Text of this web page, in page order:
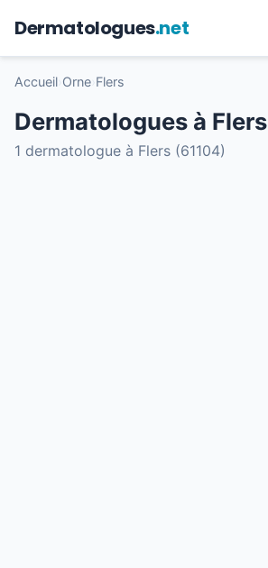
Dermatologues.net
Accueil Orne Flers
Dermatologues à Flers
1 dermatologue à Flers (61104)